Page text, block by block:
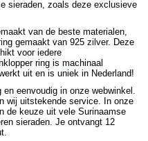
sieraden, zoals deze exclusieve
van de beste materialen,
gemaakt van 925 zilver. Deze
voor iedere
ring is machinaal
uit en is uniek in Nederland!
eenvoudig in onze webwinkel.
wij uitstekende service. In onze
de keuze uit vele Surinaamse
sieraden. Je ontvangt 12